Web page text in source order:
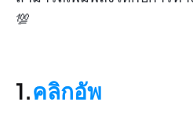
💯
1.คลิกอัพ